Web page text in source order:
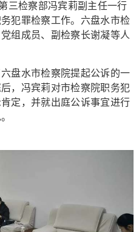
检察部冯宾莉副主任一行
犯罪检察工作。六盘水市检
组成员、副检察长谢凝等人
水市检察院提起公诉的一
，冯宾莉对市检察院职务犯
定，并就出庭公诉事宜进行